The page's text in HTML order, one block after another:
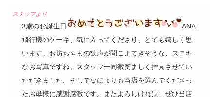
3歳のお誕生日
ANA
飛行機のケーキ、気に入ってくださり、とても嬉しく思
います。お坊ちゃまの歓声が聞こえてきそうな、ステキ
なお写真ですね。スタッフ一同微笑ましく拝見させてい
ただきました。そしてなによりも当店を選んでくださっ
たお母様に感謝感激です。またよろしければ、ぜひ当店